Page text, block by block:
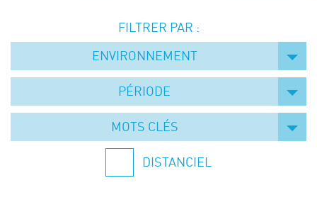
Symposium on Chain Transfer Catalysis for
sustainability – September 15 and 16, 2026
FRENCH-CHINESE CONFERENCE ON GREEN
Contacts
FILTRER PAR :
ENVIRONNEMENT
PÉRIODE
MOTS CLÉS
DISTANCIEL